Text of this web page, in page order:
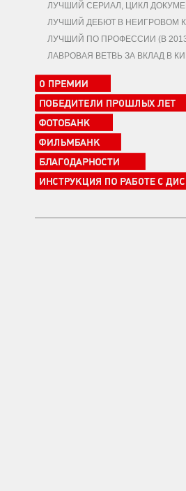
ЛУЧШИЙ СЕРИАЛ, ЦИКЛ
ЛУЧШИЙ ДЕБЮТ В НЕИГРОВОМ
ЛУЧШИЙ ПО ПРОФЕССИИ (В 2013
ЛАВРОВАЯ ВЕТВЬ ЗА ВКЛАД В